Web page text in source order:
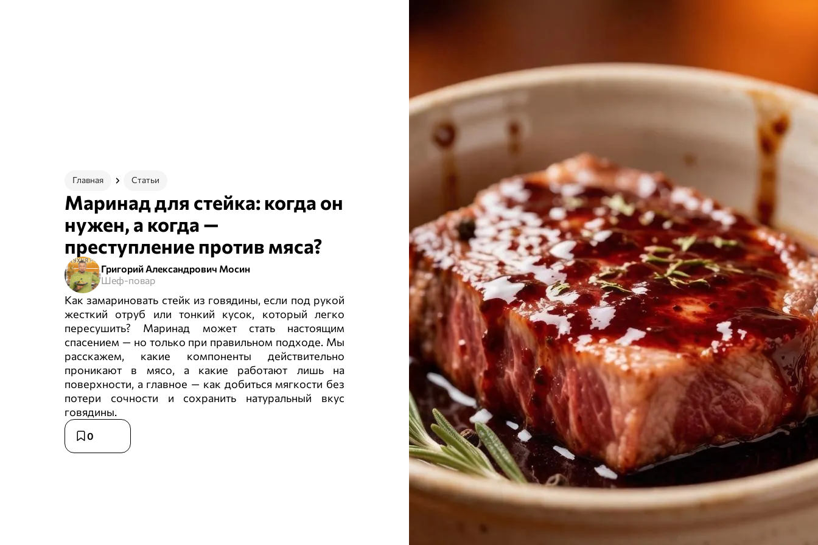
Главная Статьи
Маринад для стейка: когда он
нужен, а когда —
преступление против мяса?
Григорий Александрович Мосин
Шеф-повар
Как замариновать стейк из говядины, если под рукой
жесткий отруб или тонкий кусок, который легко
пересушить? Маринад может стать настоящим
спасением — но только при правильном подходе. Мы
расскажем, какие компоненты действительно
проникают в мясо, а какие работают лишь на
поверхности, а главное — как добиться мягкости без
потери сочности и сохранить натуральный вкус
говядины.
0